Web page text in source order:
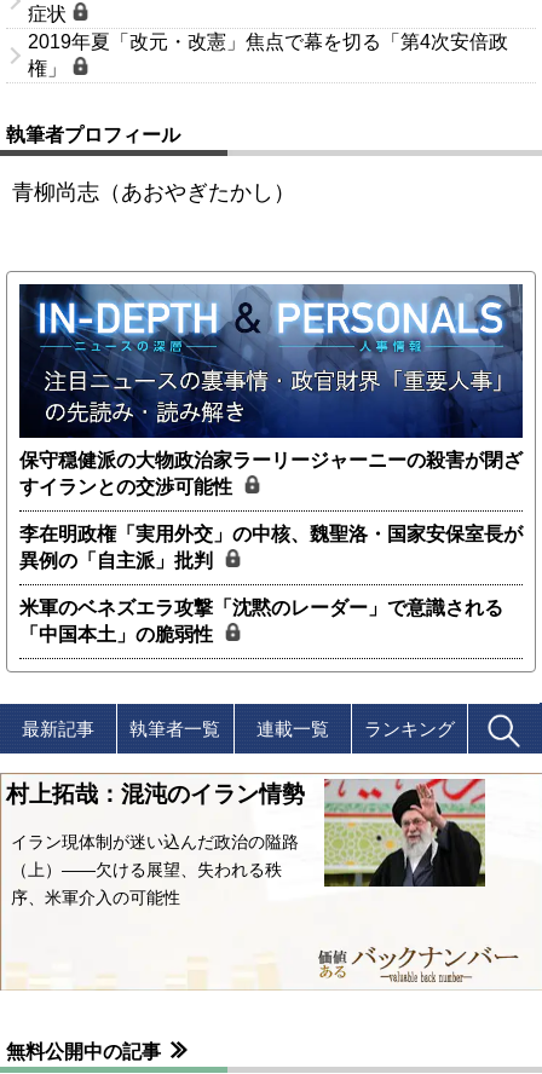
症状
2019年夏「改元・改憲」焦点で幕を切る「第4次安倍政
権」
執筆者プロフィール
青柳尚志（あおやぎたかし）
保守穏健派の大物政治家ラーリージャーニーの殺害が閉ざ
すイランとの交渉可能性
李在明政権「実用外交」の中核、魏聖洛・国家安保室長が
異例の「自主派」批判
米軍のベネズエラ攻撃「沈黙のレーダー」で意識される
「中国本土」の脆弱性
最新記事 執筆者一覧 連載一覧 ランキング
村上拓哉：混沌のイラン情勢
イラン現体制が迷い込んだ政治の隘路
（上）――欠ける展望、失われる秩
序、米軍介入の可能性
無料公開中の記事